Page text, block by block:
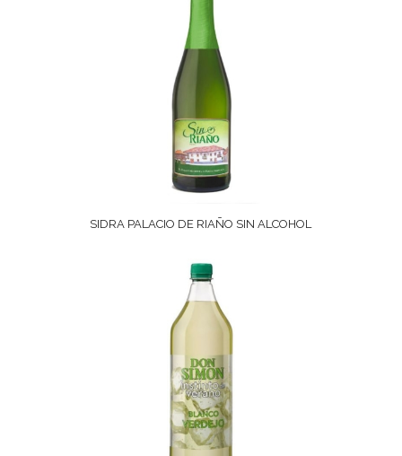
SIDRA PALACIO DE RIAÑO SIN ALCOHOL